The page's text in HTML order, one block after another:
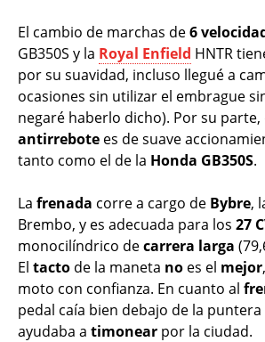
El cambio de marchas de6
GB350S y la Royal Enfield HNTR
por su suavidad, incluso llegué a
ocasiones sin utilizar el embrague
negaré haberlo dicho). Por su parte,
antirrebote es de suave
tanto como el de la Honda GB350S.
La frenada corre a cargo de Bybre,
Brembo, y es adecuada para los 27
monocilíndrico decarrera larga
El tacto de la maneta no es el mejor
moto con confianza. En cuanto al
pedal caía bien debajo de la
ayudaba a timonear por la ciudad.